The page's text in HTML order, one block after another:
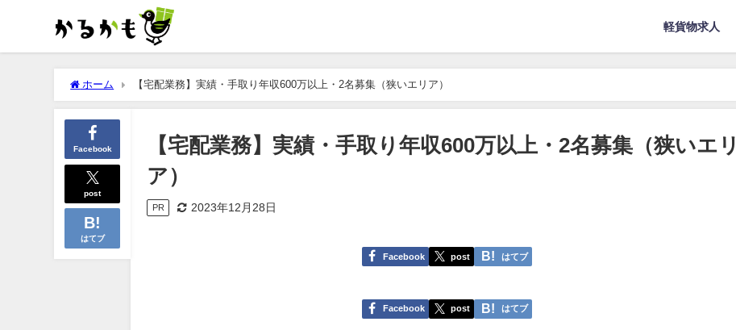
軽貨物求人
ホーム 【宅配業務】実績・手取り年収600万以上・2名募集（狭いエリア）
Facebook
post
はてブ
【宅配業務】実績・手取り年収600万以上・2名募集（狭いエリ
ア）
PR 2023年12月28日
Facebook post はてブ
Facebook post はてブ